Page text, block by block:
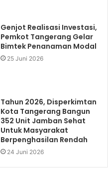
Genjot Realisasi Investasi,
Pemkot Tangerang Gelar
Bimtek Penanaman Modal
25 Juni 2026
Tahun 2026, Disperkimtan
Kota Tangerang Bangun
352 Unit Jamban Sehat
Untuk Masyarakat
Berpenghasilan Rendah
24 Juni 2026